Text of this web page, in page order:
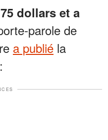
dollars et a
parole de
a publié la